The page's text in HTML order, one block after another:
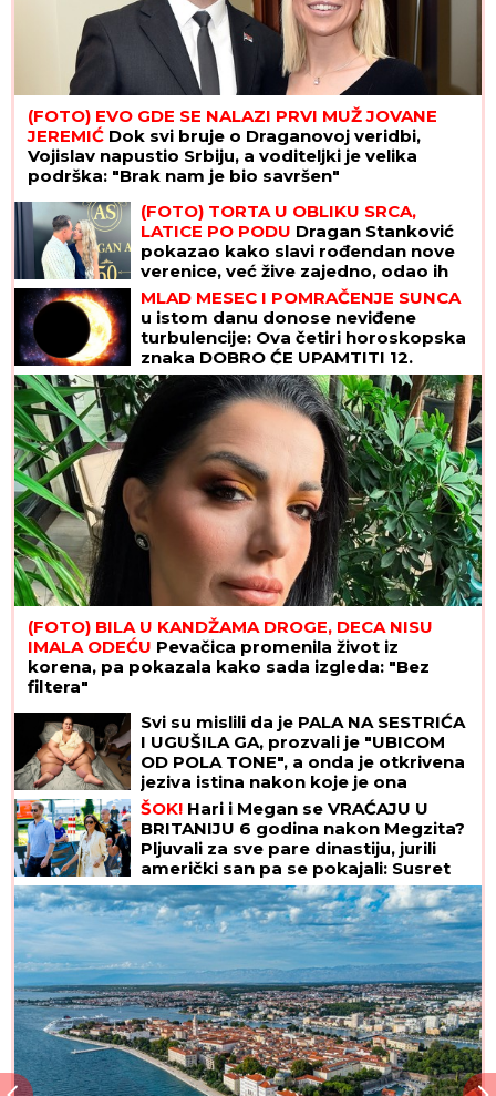
(FOTO) EVO GDE SE NALAZI PRVI MUŽ JOVANE
JEREMIĆ Dok svi bruje o Draganovoj veridbi,
Vojislav napustio Srbiju, a voditeljki je velika
podrška: "Brak nam je bio savršen"
(FOTO) TORTA U OBLIKU SRCA,
LATICE PO PODU Dragan Stanković
pokazao kako slavi rođendan nove
verenice, već žive zajedno, odao ih
jedan detalj
MLAD MESEC I POMRAČENJE SUNCA
u istom danu donose neviđene
turbulencije: Ova četiri horoskopska
znaka DOBRO ĆE UPAMTITI 12.
avgust - od tad im se ŽIVOT MENJA
NAGLAVAČKE
(FOTO) BILA U KANDŽAMA DROGE, DECA NISU
IMALA ODEĆU Pevačica promenila život iz
korena, pa pokazala kako sada izgleda: "Bez
filtera"
Svi su mislili da je PALA NA SESTRIĆA
I UGUŠILA GA, prozvali je "UBICOM
OD POLA TONE", a onda je otkrivena
jeziva istina nakon koje je ona
SMRŠALA 400 KILOGRAMA
ŠOK! Hari i Megan se VRAĆAJU U
BRITANIJU 6 godina nakon Megzita?
Pljuvali za sve pare dinastiju, jurili
američki san pa se pokajali: Susret
sa Čarlsom mogao bi da najavi
preokret